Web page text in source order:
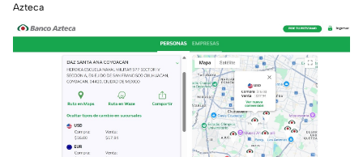
Azteca